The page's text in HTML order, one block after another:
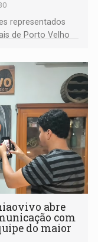
representados
de Porto Velho
abre
com
do maior